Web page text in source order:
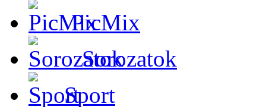
PicMix
Sorozatok
Sport